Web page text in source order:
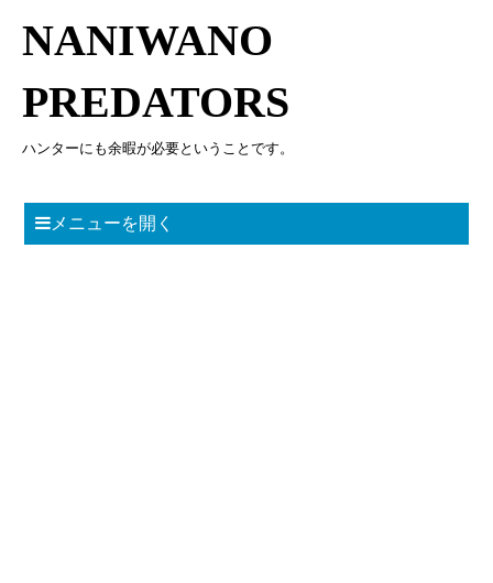
NANIWANO
PREDATORS
ハンターにも余暇が必要ということです。
メニューを開く